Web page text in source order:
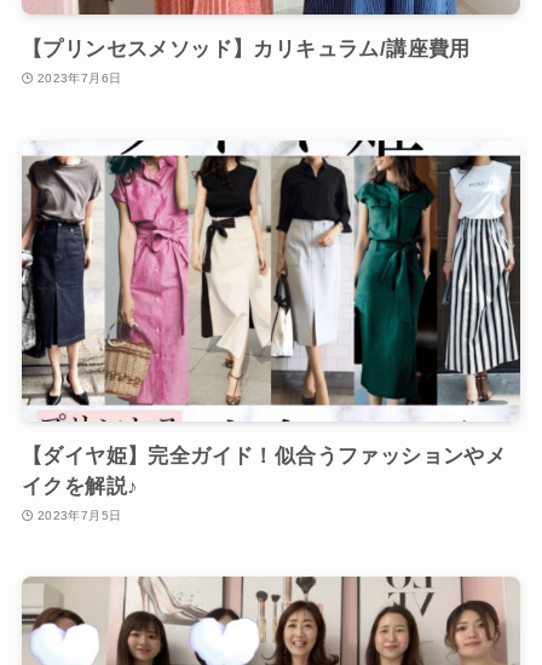
【プリンセスメソッド】カリキュラム/講座費用
2023年7月6日
【ダイヤ姫】完全ガイド！似合うファッションやメ
イクを解説♪
2023年7月5日